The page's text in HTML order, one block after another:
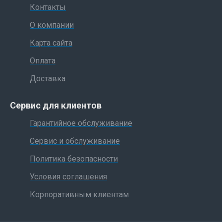
Контакты
О компании
Карта сайта
Оплата
Доставка
Сервис для клиентов
Гарантийное обслуживание
Сервис и обслуживание
Политика безопасности
Условия соглашения
Корпоративным клиентам